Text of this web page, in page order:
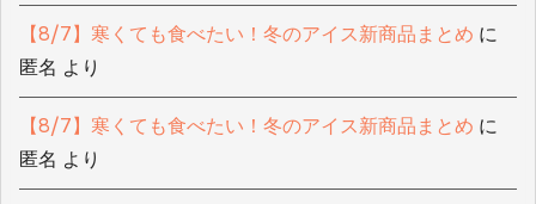
【8/7】寒くても食べたい！冬のアイス新商品まとめ に
匿名 より
【8/7】寒くても食べたい！冬のアイス新商品まとめ に
匿名 より